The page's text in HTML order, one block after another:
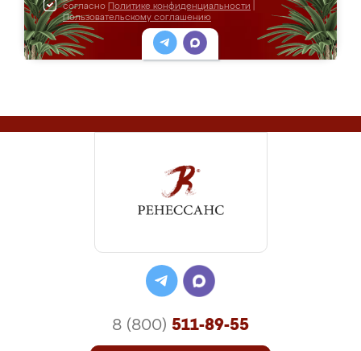
согласно Политике конфиденциальности
Пользовательскому соглашению
8 (800) 511-89-55